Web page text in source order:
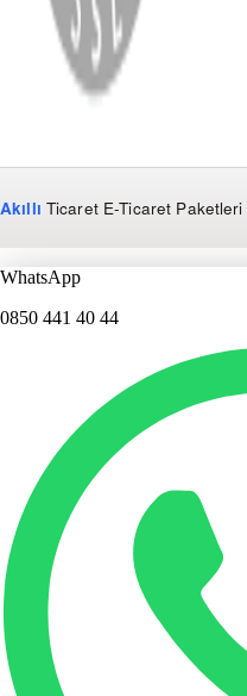
Akıllı Ticaret E-Ticaret Paketleri
WhatsApp
0850 441 40 44